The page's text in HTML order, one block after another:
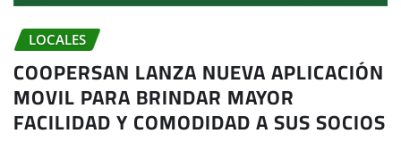
LOCALES
COOPERSAN LANZA NUEVA APLICACIÓN
MOVIL PARA BRINDAR MAYOR
FACILIDAD Y COMODIDAD A SUS SOCIOS